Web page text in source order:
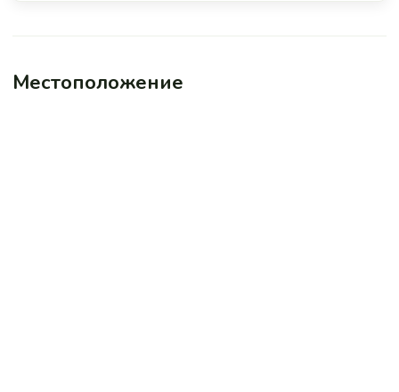
Местоположение